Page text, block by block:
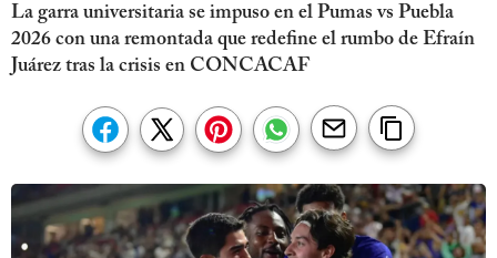
La garra universitaria se impuso en el Pumas vs Puebla
2026 con una remontada que redefine el rumbo de Efraín
Juárez tras la crisis en CONCACAF